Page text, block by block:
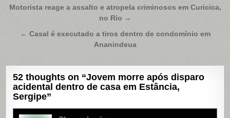
Navegação
Post
Motorista reage a assalto e atropela criminosos em Curicica,
no Rio →
← Casal é executado a tiros dentro de condomínio em
Ananindeua
52 thoughts on “Jovem morre após disparo
acidental dentro de casa em Estância,
Sergipe”